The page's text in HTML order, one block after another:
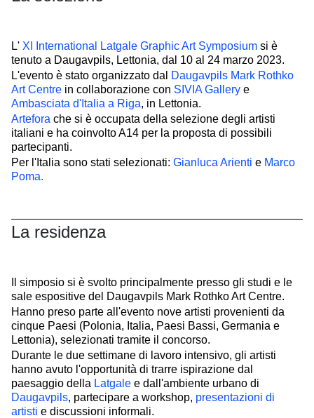
L' XI International Latgale Graphic Art Symposium si è
tenuto a Daugavpils, Lettonia, dal 10 al 24 marzo 2023.
L'evento è stato organizzato dal
Daugavpils Mark Rothko
Art Centre in collaborazione con SIVIA Gallery e
Ambasciata d'Italia a Riga, in Lettonia.
Artefora che si è occupata della selezione degli artisti
italiani e ha coinvolto A14 per la proposta di possibili
partecipanti.
Per l'Italia sono stati selezionati: Gianluca Arienti e Marco
Poma.
La residenza
Il simposio si è svolto principalmente presso gli studi e le
sale espositive del Daugavpils Mark Rothko Art Centre.
Hanno preso parte all'evento nove artisti provenienti da
cinque Paesi (Polonia, Italia, Paesi Bassi, Germania e
Lettonia), selezionati tramite il concorso.
Durante le due settimane di lavoro intensivo, gli artisti
hanno avuto l'opportunità di trarre ispirazione dal
paesaggio della Latgale e dall'ambiente urbano di
Daugavpils, partecipare a workshop, presentazioni di
artisti e discussioni informali.